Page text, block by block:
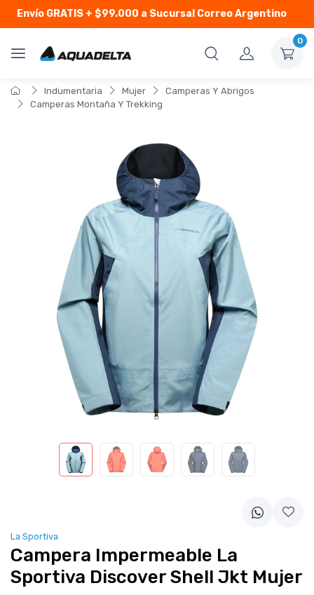
Envío GRATIS+ $99.000 a Sucursal Correo Argentino
0
Indumentaria Mujer
Camperas Y Abrigos
Camperas Montaña Y Trekking
La Sportiva
Campera Impermeable La
Sportiva Discover Shell Jkt Mujer